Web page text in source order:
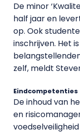
De minor
half jaar en
op. Ook
inschrijven. Het
zelf, meldt
Eindcompetenties
De inhoud van
en